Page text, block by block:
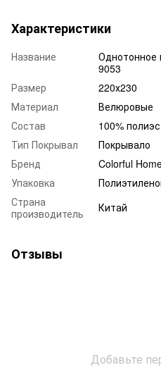
Характеристики
Название
Однотонное
9053
Размер
220х230
Материал
Велюровые
Состав
100%
Тип Покрывал
Покрывало
Бренд
Colorful
Упаковка
Страна
производитель
Китай
Отзывы
Добавьте